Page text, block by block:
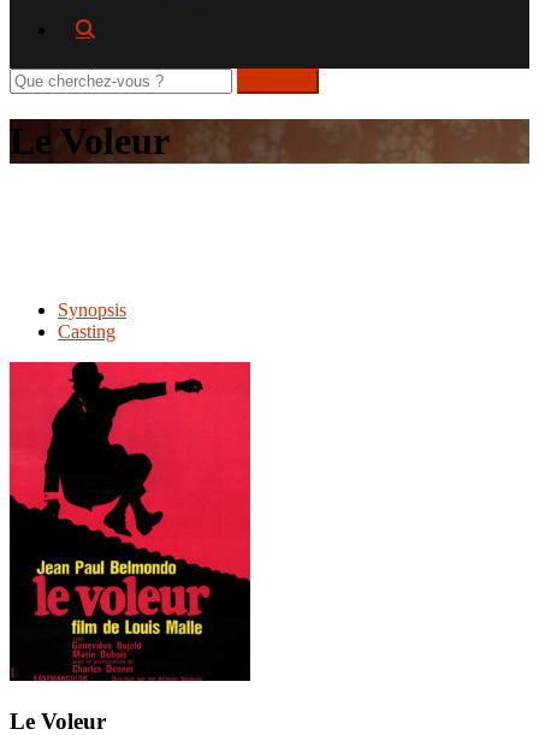
Rechercher
sur
le
site
Le Voleur
Synopsis
Casting
Le Voleur